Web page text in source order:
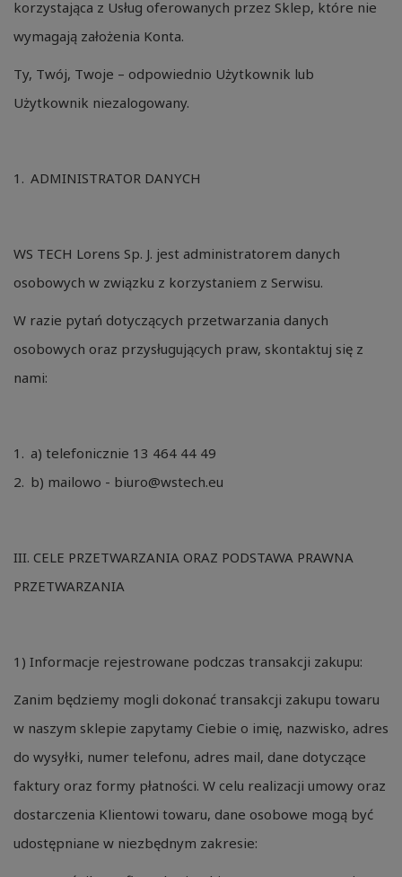
korzystająca z Usług oferowanych przez Sklep, które nie
wymagają założenia Konta.
Ty, Twój, Twoje – odpowiednio Użytkownik lub
Użytkownik niezalogowany.
ADMINISTRATOR DANYCH
WS TECH Lorens Sp. J. jest administratorem danych
osobowych w związku z korzystaniem z Serwisu.
W razie pytań dotyczących przetwarzania danych
osobowych oraz przysługujących praw, skontaktuj się z
nami:
a) telefonicznie 13 464 44 49
b) mailowo - biuro@wstech.eu
III. CELE PRZETWARZANIA ORAZ PODSTAWA PRAWNA
PRZETWARZANIA
1) Informacje rejestrowane podczas transakcji zakupu:
Zanim będziemy mogli dokonać transakcji zakupu towaru
w naszym sklepie zapytamy Ciebie o imię, nazwisko, adres
do wysyłki, numer telefonu, adres mail, dane dotyczące
faktury oraz formy płatności. W celu realizacji umowy oraz
dostarczenia Klientowi towaru, dane osobowe mogą być
udostępniane w niezbędnym zakresie: